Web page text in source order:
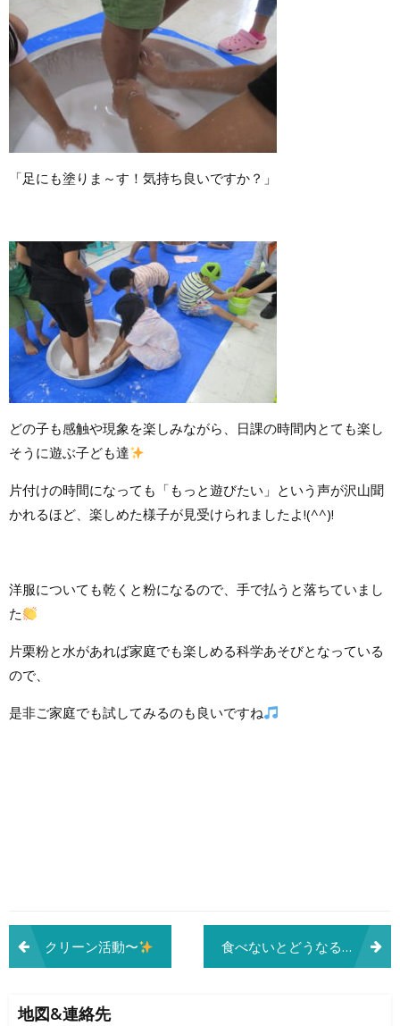
「足にも塗りま～す！気持ち良いですか？」
どの子も感触や現象を楽しみながら、日課の時間内とても楽し
そうに遊ぶ子ども達
片付けの時間になっても「もっと遊びたい」という声が沢山聞
かれるほど、楽しめた様子が見受けられましたよ!(^^)!
洋服についても乾くと粉になるので、手で払うと落ちていまし
た
片栗粉と水があれば家庭でも楽しめる科学あそびとなっている
ので、
是非ご家庭でも試してみるのも良いですね
投
稿
ナ
クリーン活動〜 食べないとどうなる(・・?
地図&連絡先